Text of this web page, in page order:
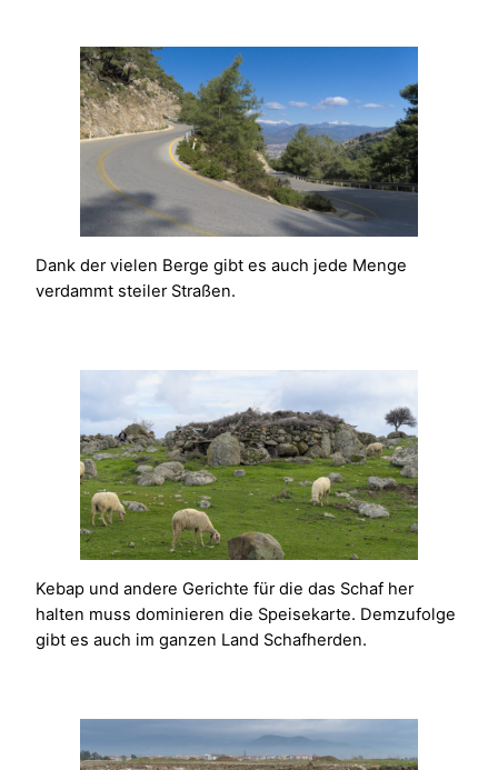
Dank der vielen Berge gibt es auch jede Menge
verdammt steiler Straßen.
Kebap und andere Gerichte für die das Schaf her
halten muss dominieren die Speisekarte. Demzufolge
gibt es auch im ganzen Land Schafherden.